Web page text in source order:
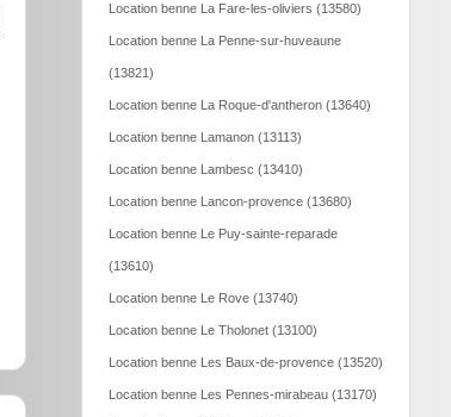
Location benne La Fare-les-oliviers (13580)
Location benne La Penne-sur-huveaune
(13821)
Location benne La Roque-d'antheron (13640)
Location benne Lamanon (13113)
Location benne Lambesc (13410)
Location benne Lancon-provence (13680)
Location benne Le Puy-sainte-reparade
(13610)
Location benne Le Rove (13740)
Location benne Le Tholonet (13100)
Location benne Les Baux-de-provence (13520)
Location benne Les Pennes-mirabeau (13170)